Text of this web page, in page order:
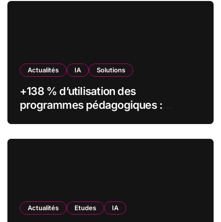
Actualités IA Solutions
+138 % d’utilisation des
programmes pédagogiques :
Actualités Etudes IA